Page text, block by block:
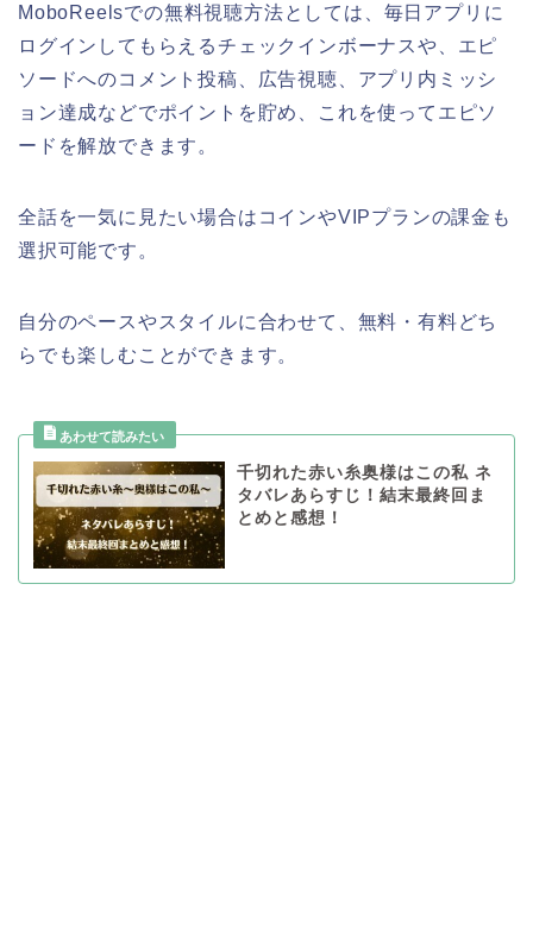
MoboReelsでの無料視聴方法としては、毎日アプリに
ログインしてもらえるチェックインボーナスや、エピ
ソードへのコメント投稿、広告視聴、アプリ内ミッシ
ョン達成などでポイントを貯め、これを使ってエピソ
ードを解放できます。
全話を一気に見たい場合はコインやVIPプランの課金も
選択可能です。
自分のペースやスタイルに合わせて、無料・有料どち
らでも楽しむことができます。
千切れた赤い糸奥様はこの私 ネ
タバレあらすじ！結末最終回ま
とめと感想！